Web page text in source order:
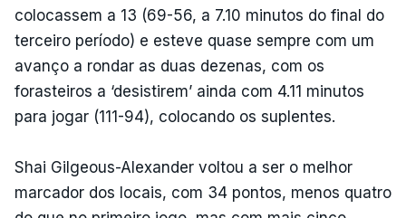
colocassem a 13 (69-56, a 7.10 minutos do final do
terceiro período) e esteve quase sempre com um
avanço a rondar as duas dezenas, com os
forasteiros a ‘desistirem’ ainda com 4.11 minutos
para jogar (111-94), colocando os suplentes.
Shai Gilgeous-Alexander voltou a ser o melhor
marcador dos locais, com 34 pontos, menos quatro